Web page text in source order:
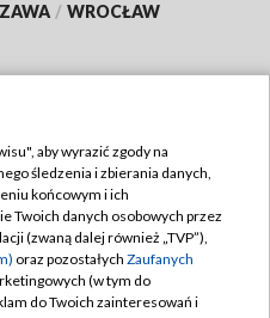
/ WROCŁAW
TVP
zgody
aby wyrazić zgody na
śledzenia i zbierania danych,
końcowym i ich
Twoich danych osobowych przez
(zwaną dalej również „TVP”),
oraz pozostałych Zaufanych
(w tym do
do Twoich zainteresowań i